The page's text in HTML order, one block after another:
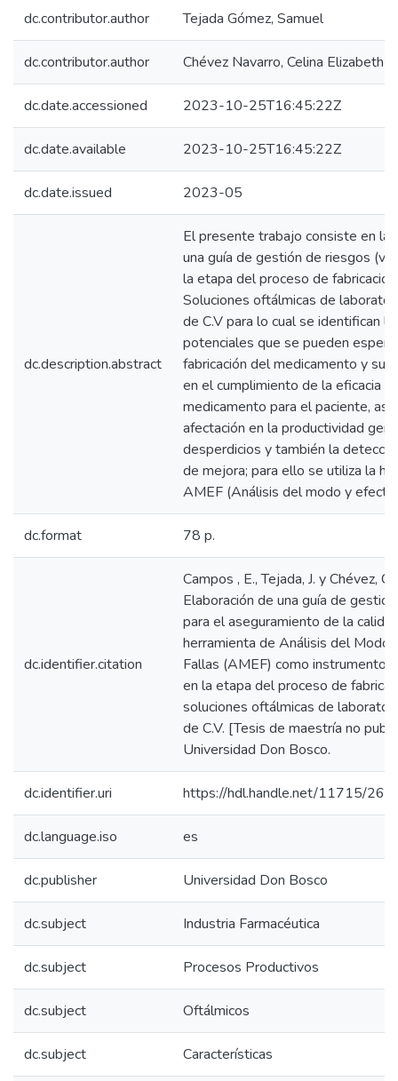
dc.contributor.author Tejada Gómez, Samuel
dc.contributor.author Chévez Navarro, Celina Elizabeth
dc.date.accessioned 2023-10-25T16:45:22Z
dc.date.available 2023-10-25T16:45:22Z
dc.date.issued 2023-05
dc.description.abstract
El presente trabajo consiste en la
una guía de gestión de riesgos
la etapa del proceso de
Soluciones oftálmicas de
de C.V para lo cual se identifican
potenciales que se pueden
fabricación del medicamento y sus
en el cumplimiento de la eficacia e
medicamento para el paciente, así
afectación en la productividad
desperdicios y también la
de mejora; para ello se utiliza la
AMEF (Análisis del modo y
dc.format 78 p.
dc.identifier.citation
Campos , E., Tejada, J. y Chévez,
Elaboración de una guía de
para el aseguramiento de la
herramienta de Análisis del Modo
Fallas (AMEF) como instrumento
en la etapa del proceso de
soluciones oftálmicas de
de C.V. [Tesis de maestría no
Universidad Don Bosco.
dc.identifier.uri https://hdl.handle.net/11715/
dc.language.iso es
dc.publisher Universidad Don Bosco
dc.subject Industria Farmacéutica
dc.subject Procesos Productivos
dc.subject Oftálmicos
dc.subject Características